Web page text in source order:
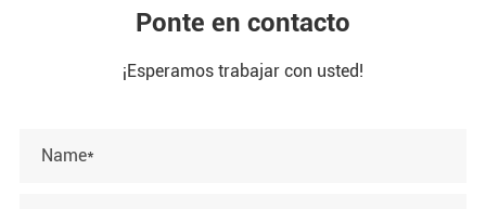
Ponte en contacto
¡Esperamos trabajar con usted!